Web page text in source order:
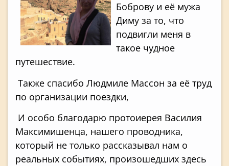
Боброву и её мужа
Диму за то, что
подвигли меня в
такое чудное
путешествие.
Также спасибо Людмиле Массон за её труд
по организации поездки,
И особо благодарю протоиерея Василия
Максимишенца, нашего проводника,
который не только рассказывал нам о
реальных событиях, произошедших здесь